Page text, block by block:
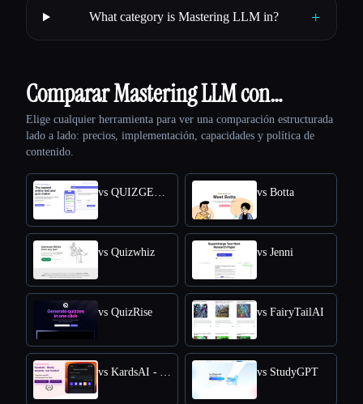
What category is Mastering LLM in? +
Comparar Mastering LLM con…
Elige cualquier herramienta para ver una comparación estructurada
lado a lado: precios, implementación, capacidades y política de
contenido.
vs QUIZGECKO vs Botta
vs Quizwhiz vs Jenni
vs QuizRise vs FairyTailAI
vs KardsAI - AI Flashcard Maker vs StudyGPT